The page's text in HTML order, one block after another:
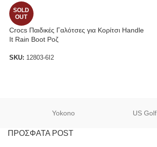
SOLD
OUT
Crocs Παιδικές Γαλότσες για Κορίτσι Handle
It Rain Boot Ροζ
SKU: 12803-6I2
Yokono US
ΠΡΟΣΦΑΤΑ POST